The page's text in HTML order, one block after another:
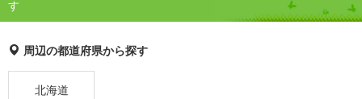
す
周辺の都道府県から探す
北海道